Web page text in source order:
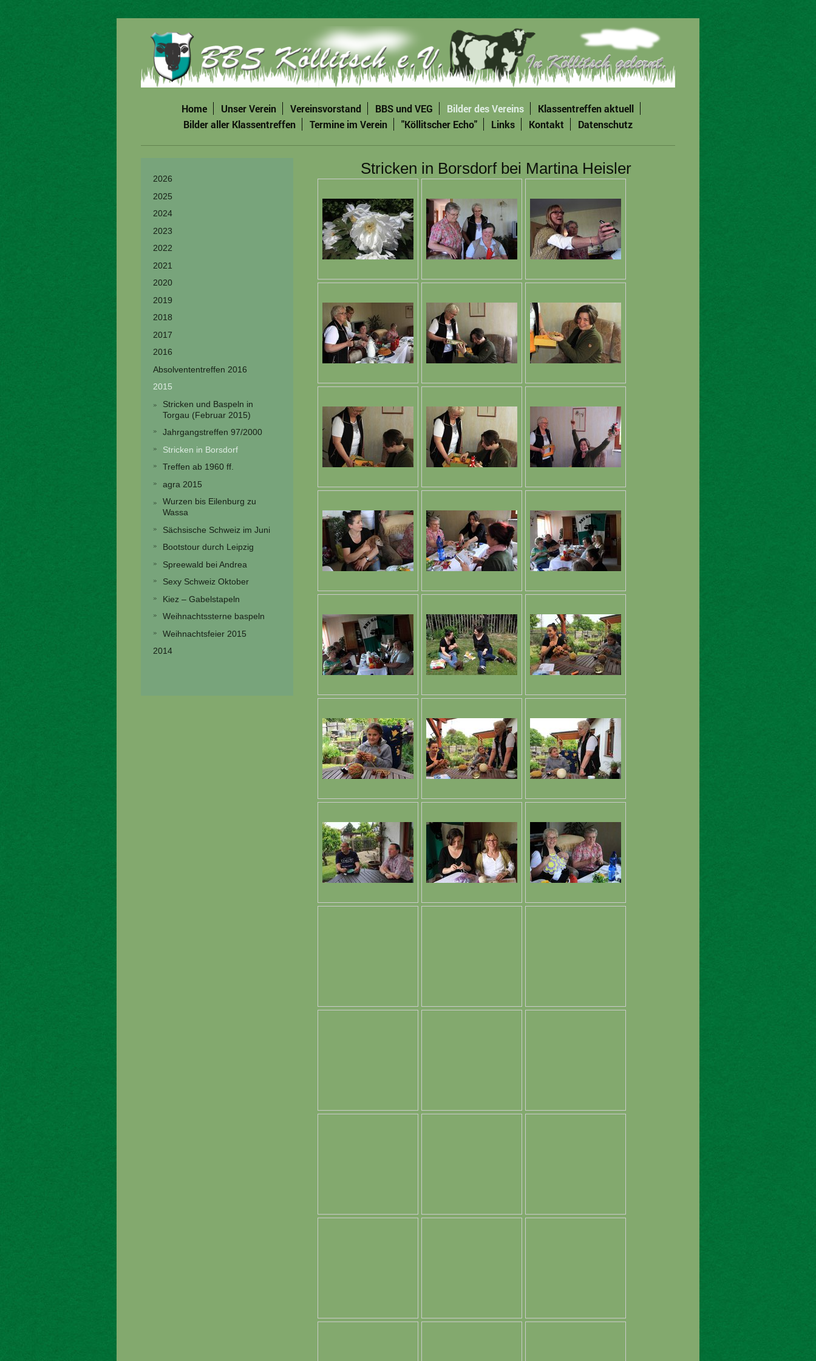
Home Unser Verein Vereinsvorstand BBS und VEG Bilder des Vereins
Klassentreffen aktuell
Bilder aller Klassentreffen
Termine im Verein "Köllitscher Echo" Links Kontakt Datenschutz
Stricken in Borsdorf bei Martina Heisler
2026
2025
2024
2023
2022
2021
2020
2019
2018
2017
2016
Absolvententreffen 2016
2015
Stricken und Baspeln in
Torgau (Februar 2015)
Jahrgangstreffen 97/2000
Stricken in Borsdorf
Treffen ab 1960 ff.
agra 2015
Wurzen bis Eilenburg zu
Wassa
Sächsische Schweiz im Juni
Bootstour durch Leipzig
Spreewald bei Andrea
Sexy Schweiz Oktober
Kiez – Gabelstapeln
Weihnachtssterne baspeln
Weihnachtsfeier 2015
2014